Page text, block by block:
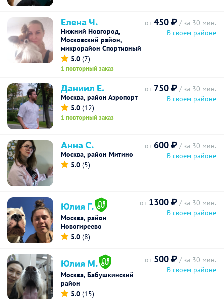
Елена Ч.
Нижний Новгород,
Московский район,
микрорайон Спортивный
5.0 (7)
1 повторный заказ
от 450 ₽ / за 30 мин.
В своём районе
Даниил Е.
Москва, район Аэропорт
5.0 (12)
1 повторный заказ
от 750 ₽ / за 30 мин.
В своём районе
Анна С.
Москва, район Митино
5.0 (5)
от 600 ₽ / за 30 мин.
В своём районе
Юлия Г.
Москва, район
Новогиреево
5.0 (8)
от 1300 ₽ / за 30 мин.
В своём районе
Юлия М.
Москва, Бабушкинский
район
5.0 (15)
от 500 ₽ / за 30 мин.
В своём районе